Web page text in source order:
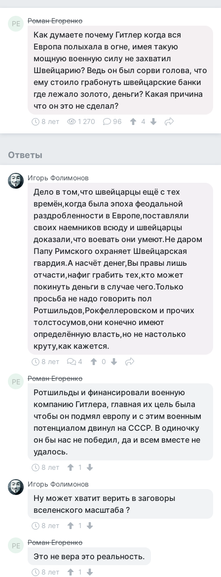
РЕ Роман Егоренко
Как думаете почему Гитлер когда вся
Европа полыхала в огне, имея такую
мощную военную силу не захватил
Швейцарию? Ведь он был сорви голова, что
ему стоило грабонуть швейцарские банки
где лежало золото, деньги? Какая причина
что он это не сделал?
8 лет 1 270 96 4
Ответы
Игорь Фолимонов
Дело в том,что швейцарцы ещё с тех
времён,когда была эпоха феодальной
раздробленности в Европе,поставляли
своих наемников всюду и швейцарцы
доказали,что воевать они умеют.Не даром
Папу Римского охраняет Швейцарская
гвардия.А насчёт денег,Вы правы лишь
отчасти,нафиг грабить тех,кто может
покинуть деньги в случае чего.Только
просьба не надо говорить пол
Ротшильдов,Рокфеллеровском и прочих
толстосумов,они конечно имеют
определённую власть,но не настолько
круту,как кажется.
8 лет 4 0
РЕ Роман Егоренко
Ротшильды и финансировали военную
компанию Гитлера, главная их цель была
чтобы он подмял европу и с этим военным
потенциалом двинул на СССР. В одиночку
он бы нас не победил, да и всем вместе не
удалось.
8 лет
1
Игорь Фолимонов
Ну может хватит верить в заговоры
вселенского масштаба ?
8 лет 1
РЕ Роман Егоренко
Это не вера это реальность.
8 лет
1